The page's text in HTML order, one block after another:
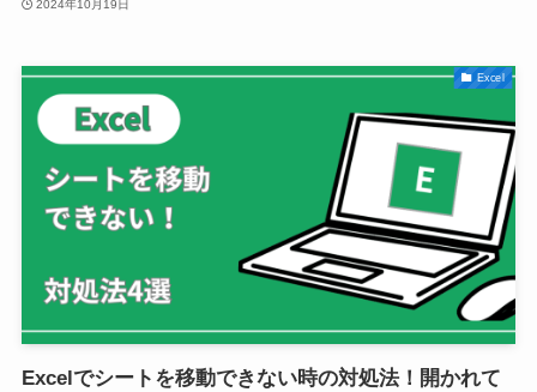
2024年10月19日
Excel
Excelでシートを移動できない時の対処法！開かれて